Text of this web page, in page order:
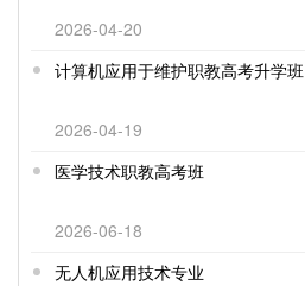
2026-04-20
计算机应用于维护职教高考升学班
2026-04-19
医学技术职教高考班
2026-06-18
无人机应用技术专业